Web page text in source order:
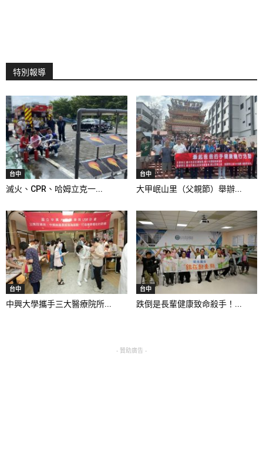
特別報導
台中
滅火、CPR、哈姆立克一...
台中
大甲岷山里（父親節）舉辦...
台中
中興大學攜手三大醫療院所...
台中
跌倒是長輩健康致命殺手！...
- 贊助廣告 -